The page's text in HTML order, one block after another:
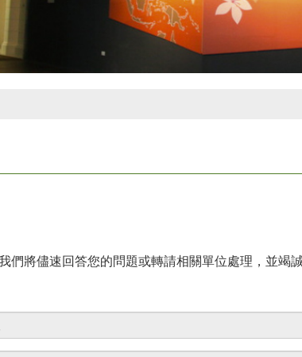
將儘速回答您的問題或轉請相關單位處理，並竭